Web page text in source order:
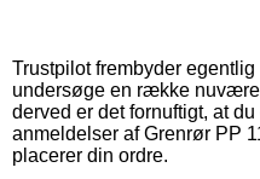
Trustpilot frembyder
undersøge en række
derved er det fornuftigt, at
anmeldelser af Grenrør PP
placerer din ordre.